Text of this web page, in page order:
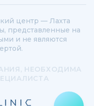
центр — Лахта
представленные на
и не являются
НЕОБХОДИМА